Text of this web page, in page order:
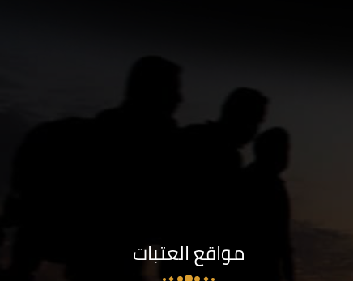
مواقع العتبات